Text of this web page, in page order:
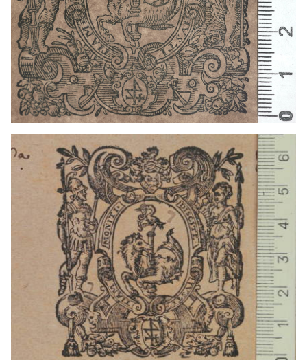
1597 - 1634
Colonia (Alemania)
1601 - 1630
Mainz (Alemania)